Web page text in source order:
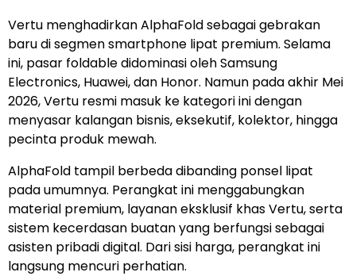
Vertu menghadirkan AlphaFold sebagai gebrakan
baru di segmen smartphone lipat premium. Selama
ini, pasar foldable didominasi oleh Samsung
Electronics, Huawei, dan Honor. Namun pada akhir Mei
2026, Vertu resmi masuk ke kategori ini dengan
menyasar kalangan bisnis, eksekutif, kolektor, hingga
pecinta produk mewah.
AlphaFold tampil berbeda dibanding ponsel lipat
pada umumnya. Perangkat ini menggabungkan
material premium, layanan eksklusif khas Vertu, serta
sistem kecerdasan buatan yang berfungsi sebagai
asisten pribadi digital. Dari sisi harga, perangkat ini
langsung mencuri perhatian.